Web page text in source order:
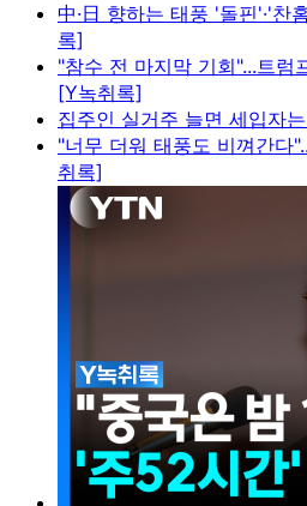
中·日 향하는 태풍 '돌핀'·'찬
록]
"참수 전 마지막 기회"...트럼
[Y녹취록]
집주인 실거주 늘면 세입자
"너무 더워 태풍도 비껴간다
취록]